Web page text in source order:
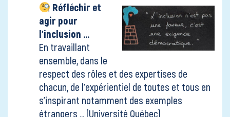
Réfléchir et
agir pour
l'inclusion ...
En travaillant
ensemble, dans le
respect des rôles et des expertises de
chacun, de l'expérientiel de toutes et tous en
s'inspirant notamment des exemples
étrangers ... (Université Québec)